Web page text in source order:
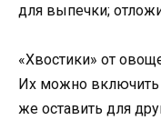
для выпечки;
«Хвостики» от
Их можно включить
же оставить для